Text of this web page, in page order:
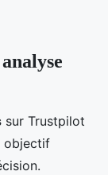
sur Trustpilot
objectif